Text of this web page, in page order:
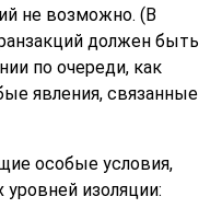
не возможно. (В
должен быть
по очереди, как
явления, связанные
особые условия,
изоляции: